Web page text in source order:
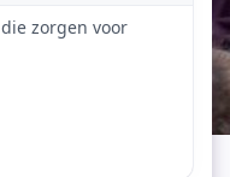
zorgen voor